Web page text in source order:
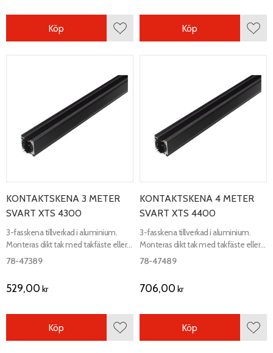
Lägg till i favoriter
Köp Köp
KONTAKTSKENA 3 METER
SVART XTS 4300
3-fasskena tillverkad i aluminium.
Monteras dikt tak med takfäste eller
med wirependling minst 2.2 meter
78-47389
529,00 kr
Lägg till i favoriter
Köp
KONTAKTSKENA 4 METER
SVART XTS 4400
3-fasskena tillverkad i aluminium.
Monteras dikt tak med takfäste eller
med wirependling minst 2.2 meter
78-47489
706,00 kr
Köp